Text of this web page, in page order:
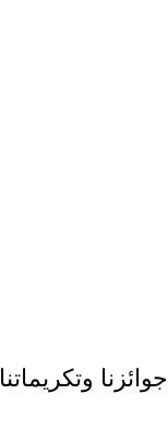
جوائزنا وتكريماتنا